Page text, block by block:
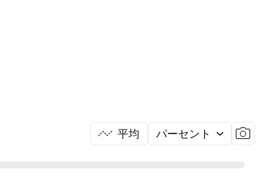
平均 パーセント